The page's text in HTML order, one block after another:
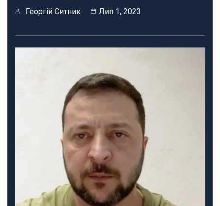
Георгій Ситник Лип 1, 2023